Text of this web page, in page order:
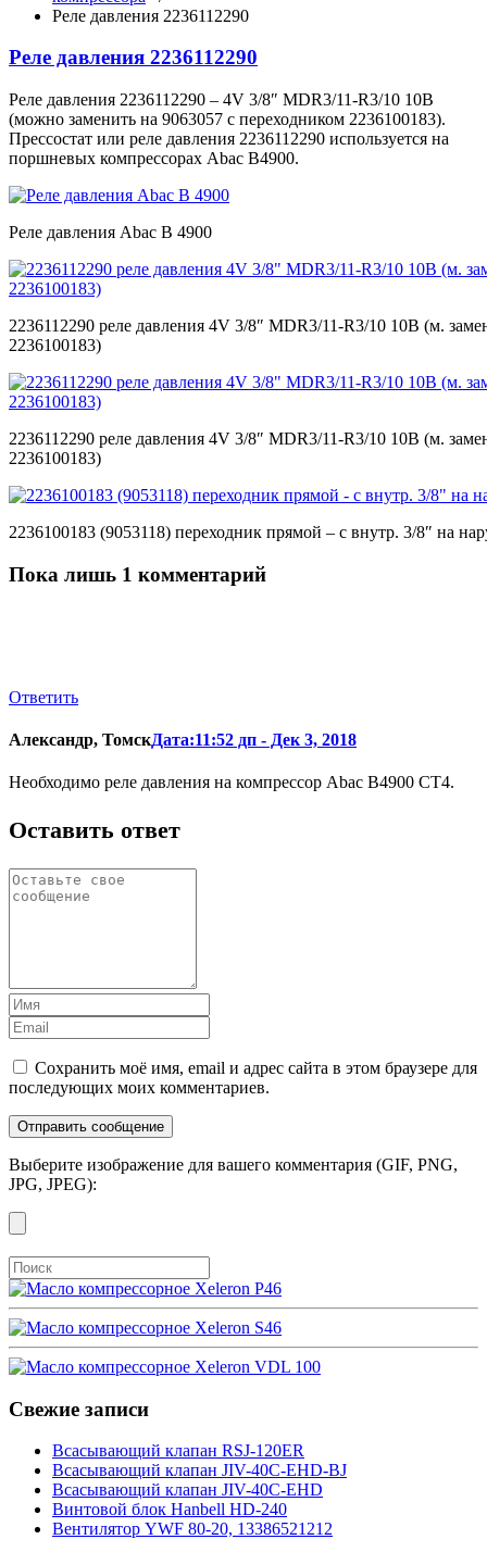
Реле давления 2236112290
Реле давления 2236112290
Реле давления 2236112290 – 4V 3/8″ MDR3/11-R3/10 10B
(можно заменить на 9063057 с переходником 2236100183).
Прессостат или реле давления 2236112290 используется на
поршневых компрессорах Abac B4900.
Реле давления Abac B 4900
2236112290 реле давления 4V 3/8″ MDR3/11-R3/10 10B (м.
2236100183)
2236112290 реле давления 4V 3/8″ MDR3/11-R3/10 10B (м.
2236100183)
2236100183 (9053118) переходник прямой – с внутр. 3/8″ на
Пока лишь 1 комментарий
Ответить
Александр, ТомскДата:11:52 дп - Дек 3, 2018
Необходимо реле давления на компрессор Abac В4900 СТ4.
Оставить ответ
Сохранить моё имя, email и адрес сайта в этом браузере для
последующих моих комментариев.
Выберите изображение для вашего комментария (GIF, PNG,
JPG, JPEG):
Свежие записи
Всасывающий клапан RSJ-120ER
Всасывающий клапан JIV-40C-EHD-BJ
Всасывающий клапан JIV-40C-EHD
Винтовой блок Hanbell HD-240
Вентилятор YWF 80-20, 13386521212